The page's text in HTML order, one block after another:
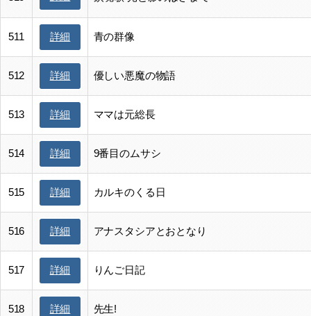
511 詳細 青の群像
512 詳細 優しい悪魔の物語
513 詳細 ママは元総長
514 詳細 9番目のムサシ
515 詳細 カルキのくる日
516 詳細 アナスタシアとおとなり
517 詳細 りんご日記
518 詳細 先生!